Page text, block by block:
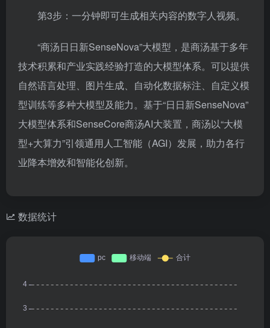
第3步：一分钟即可生成相关内容的数字人视频。
“商汤日日新SenseNova”大模型，是商汤基于多年
技术积累和产业实践经验打造的大模型体系。可以提供
自然语言处理、图片生成、自动化数据标注、自定义模
型训练等多种大模型及能力。基于“日日新SenseNova”
大模型体系和SenseCore商汤AI大装置，商汤以“大模
型+大算力”引领通用人工智能（AGI）发展，助力各行
业降本增效和智能化创新。
数据统计